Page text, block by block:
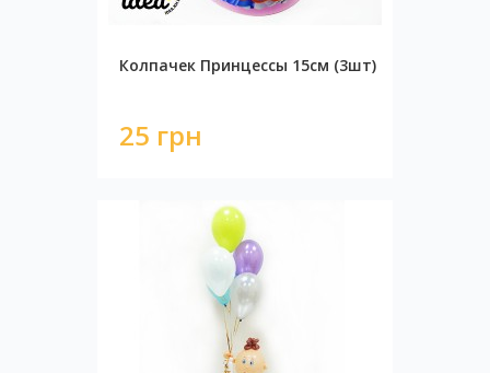
Колпачек Принцессы 15см (3шт)
25 грн